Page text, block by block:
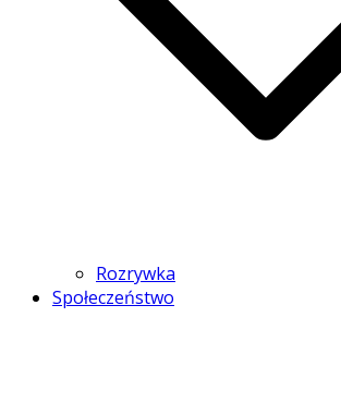
Rozrywka
Społeczeństwo